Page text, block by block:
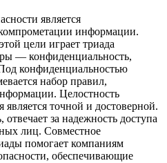
является
информации.
цели играет триада
— конфиденциальность,
конфиденциальностью
набор правил,
Целостность
точной и достоверной.
за надежность доступа
лиц. Совместное
помогает компаниям
обеспечивающие